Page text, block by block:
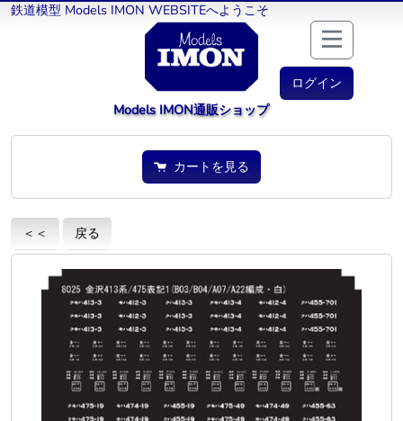
鉄道模型 Models IMON WEBSITEへようこそ
ログイン
Models IMON通販ショップ
カートを見る
＜＜ 戻る